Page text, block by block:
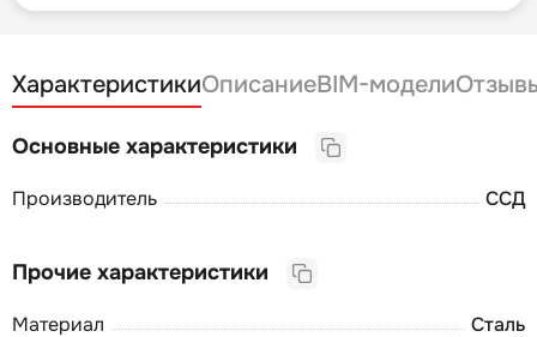
ХарактеристикиОписаниеBIM-модели
Основные характеристики
Производитель ССД
Прочие характеристики
Материал
Сталь